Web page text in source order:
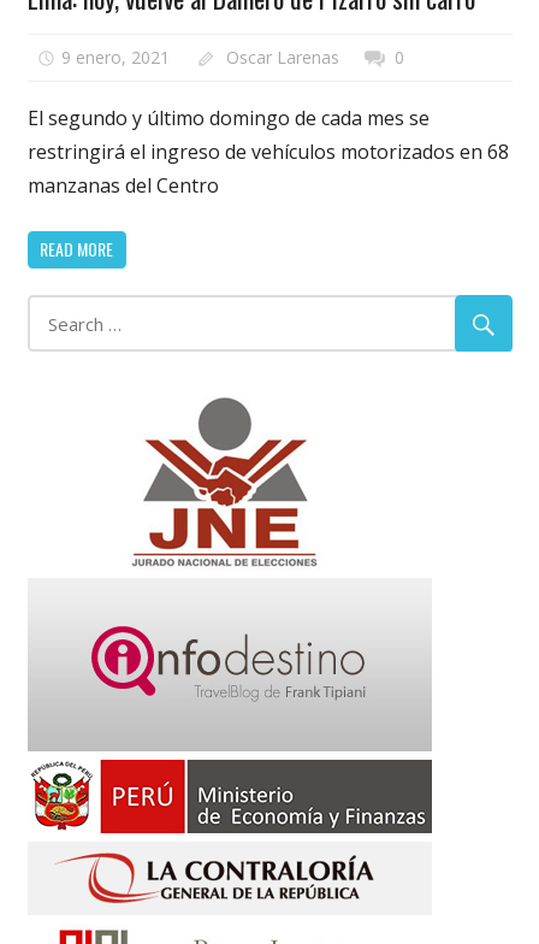
9 enero, 2021 Oscar Larenas 0
El segundo y último domingo de cada mes se
restringirá el ingreso de vehículos motorizados en 68
manzanas del Centro
READ MORE